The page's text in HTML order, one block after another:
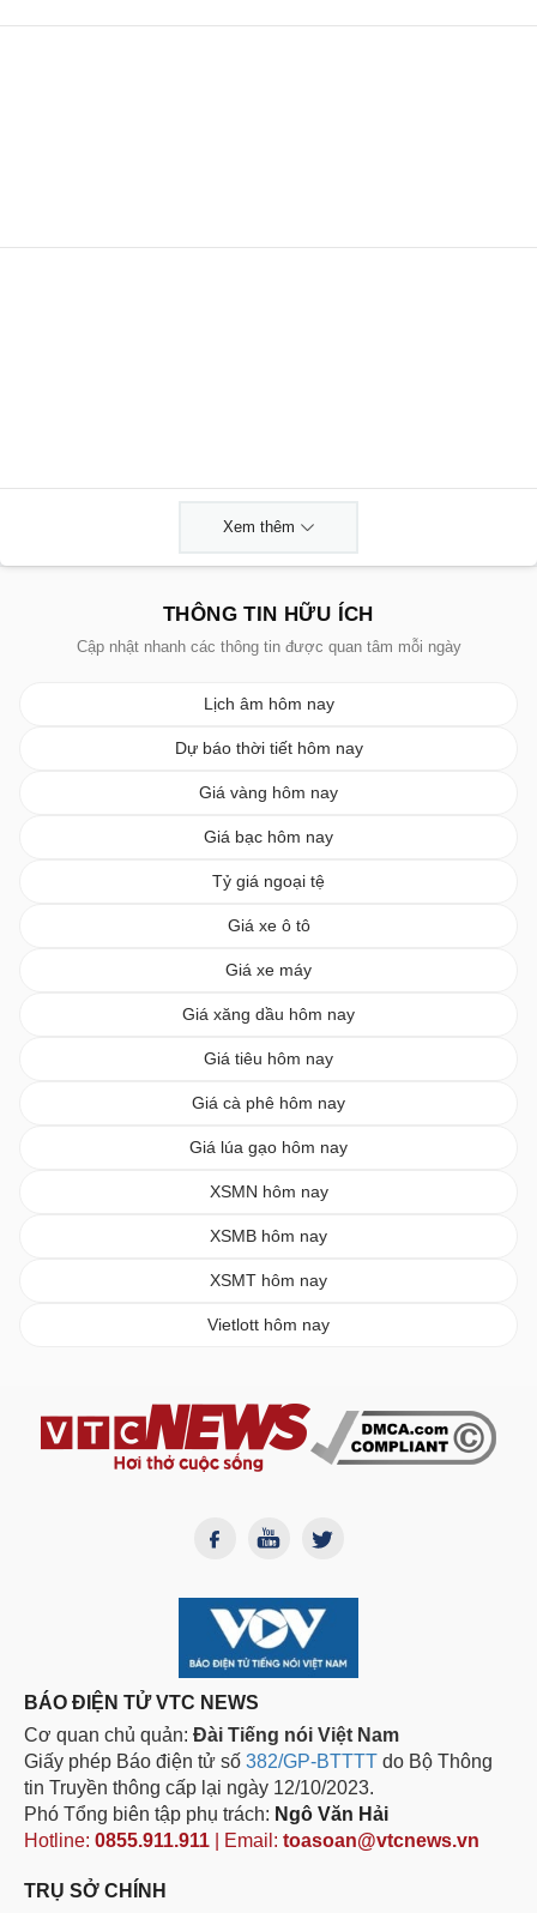
Xem thêm
THÔNG TIN HỮU ÍCH
Cập nhật nhanh các thông tin được quan tâm mỗi ngày
Lịch âm hôm nay
Dự báo thời tiết hôm nay
Giá vàng hôm nay
Giá bạc hôm nay
Tỷ giá ngoại tệ
Giá xe ô tô
Giá xe máy
Giá xăng dầu hôm nay
Giá tiêu hôm nay
Giá cà phê hôm nay
Giá lúa gạo hôm nay
XSMN hôm nay
XSMB hôm nay
XSMT hôm nay
Vietlott hôm nay
BÁO ĐIỆN TỬ VTC NEWS
Cơ quan chủ quản: Đài Tiếng nói Việt Nam
Giấy phép Báo điện tử số 382/GP-BTTTT do Bộ Thông
tin Truyền thông cấp lại ngày 12/10/2023.
Phó Tổng biên tập phụ trách: Ngô Văn Hải
Hotline: 0855.911.911 | Email: toasoan@vtcnews.vn
TRỤ SỞ CHÍNH